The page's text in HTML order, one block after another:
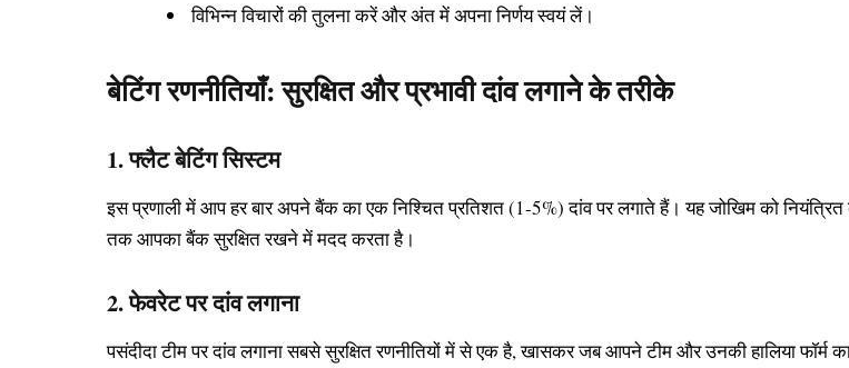
विभिन्न विचारों की तुलना करें और अंत में अपना निर्णय स्वयं लें।
बेटिंग रणनीतियाँ: सुरक्षित और प्रभावी दांव लगाने के तरीके
1. फ्लैट बेटिंग सिस्टम
इस प्रणाली में आप हर बार अपने बैंक का एक निश्चित प्रतिशत (1-5%) दांव पर लगाते हैं। यह जोखिम को
तक आपका बैंक सुरक्षित रखने में मदद करता है।
2. फेवरेट पर दांव लगाना
पसंदीदा टीम पर दांव लगाना सबसे सुरक्षित रणनीतियों में से एक है, खासकर जब आपने टीम और उनकी हालिया फॉर्म